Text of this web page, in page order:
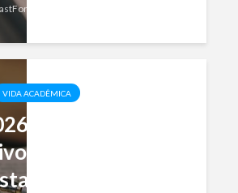
VIDA ACADÊMICA
O Guia
para
Sua Vaga na